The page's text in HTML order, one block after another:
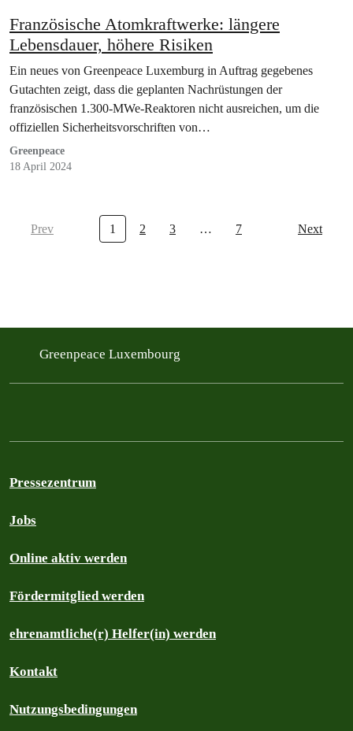
Französische Atomkraftwerke: längere
Lebensdauer, höhere Risiken
Ein neues von Greenpeace Luxemburg in Auftrag gegebenes
Gutachten zeigt, dass die geplanten Nachrüstungen der
französischen 1.300-MWe-Reaktoren nicht ausreichen, um die
offiziellen Sicherheitsvorschriften von…
Greenpeace
18 April 2024
Prev 1 2 3 … 7 Next
Greenpeace Luxembourg
Pressezentrum
Jobs
Online aktiv werden
Fördermitglied werden
ehrenamtliche(r) Helfer(in) werden
Kontakt
Nutzungsbedingungen